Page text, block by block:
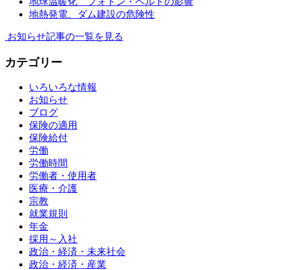
地熱発電、ダム建設の危険性
お知らせ記事の一覧を見る
カテゴリー
いろいろな情報
お知らせ
ブログ
保険の適用
保険給付
労働
労働時間
労働者・使用者
医療・介護
宗教
就業規則
年金
採用～入社
政治・経済・未来社会
政治・経済・産業